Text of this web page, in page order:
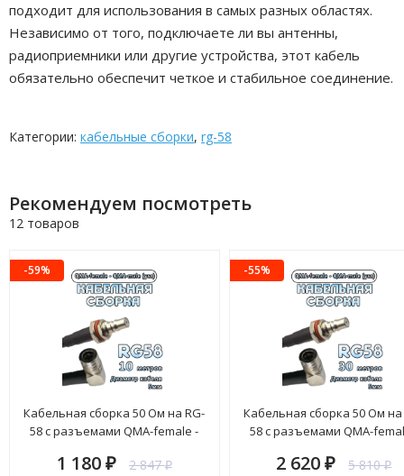
подходит для использования в самых разных областях.
Независимо от того, подключаете ли вы антенны,
радиоприемники или другие устройства, этот кабель
обязательно обеспечит четкое и стабильное соединение.
Категории: кабельные сборки, rg-58
Рекомендуем посмотреть
12 товаров
-59%
Кабельная сборка 50 Ом на RG-
58 с разъемами QMA-female -
1 180 ₽ 2 847₽
-55%
Кабельная сборка 50 Ом на
58 с разъемами QMA-
2 620₽ 5 810₽